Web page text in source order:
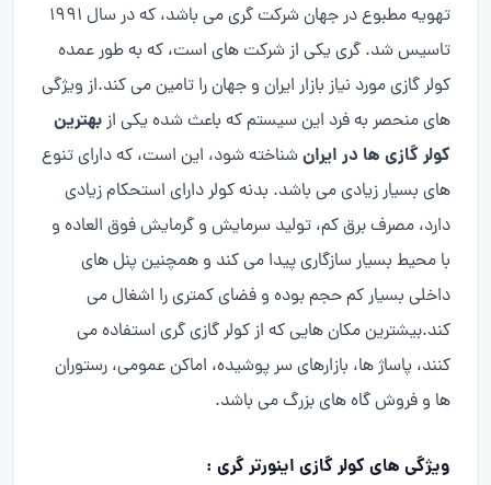
تهویه مطبوع در جهان شرکت گری می باشد، که در سال ۱۹۹۱
تاسیس شد. گری یکی از شرکت های است، که به طور عمده
کولر گازی مورد نیاز بازار ایران و جهان را تامین می کند.از ویژگی
های منحصر به فرد این سیستم که باعث شده یکی ازبهترین
کولر گازی ها در ایرانشناخته شود، این است، که دارای تنوع
های بسیار زیادی می باشد. بدنه کولر دارای استحکام زیادی
دارد، مصرف برق کم، تولید سرمایش و گرمایش فوق العاده و
با محیط بسیار سازگاری پیدا می کند و همچنین پنل های
داخلی بسیار کم حجم بوده و فضای کمتری را اشغال می
کند.بیشترین مکان هایی که از کولر گازی گری استفاده می
کنند، پاساژ ها، بازارهای سر پوشیده، اماکن عمومی، رستوران
ها و فروش گاه های بزرگ می باشد.
ویژگی های کولر گازی اینورتر گری :